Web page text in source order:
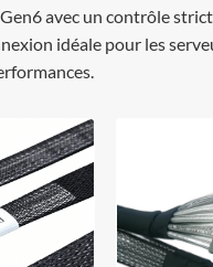
avec un contrôle
idéale pour les